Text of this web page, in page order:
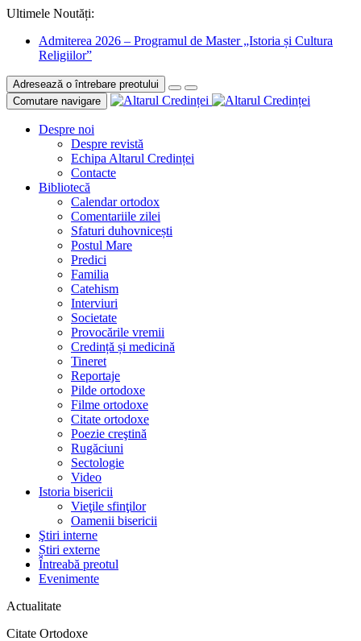
Ultimele Noutăți:
Admiterea 2026 – Programul de Master „Istoria și Cultura
Religiilor”
Adresează o întrebare preotului
Comutare navigare
Despre noi
Despre revistă
Echipa Altarul Credinței
Contacte
Bibliotecă
Calendar ortodox
Comentariile zilei
Sfaturi duhovnicești
Postul Mare
Predici
Familia
Catehism
Interviuri
Societate
Provocările vremii
Credință și medicină
Tineret
Reportaje
Pilde ortodoxe
Filme ortodoxe
Citate ortodoxe
Poezie creştină
Rugăciuni
Sectologie
Video
Istoria bisericii
Vieţile sfinţilor
Oamenii bisericii
Ştiri interne
Știri externe
Întreabă preotul
Evenimente
Actualitate
Citate Ortodoxe